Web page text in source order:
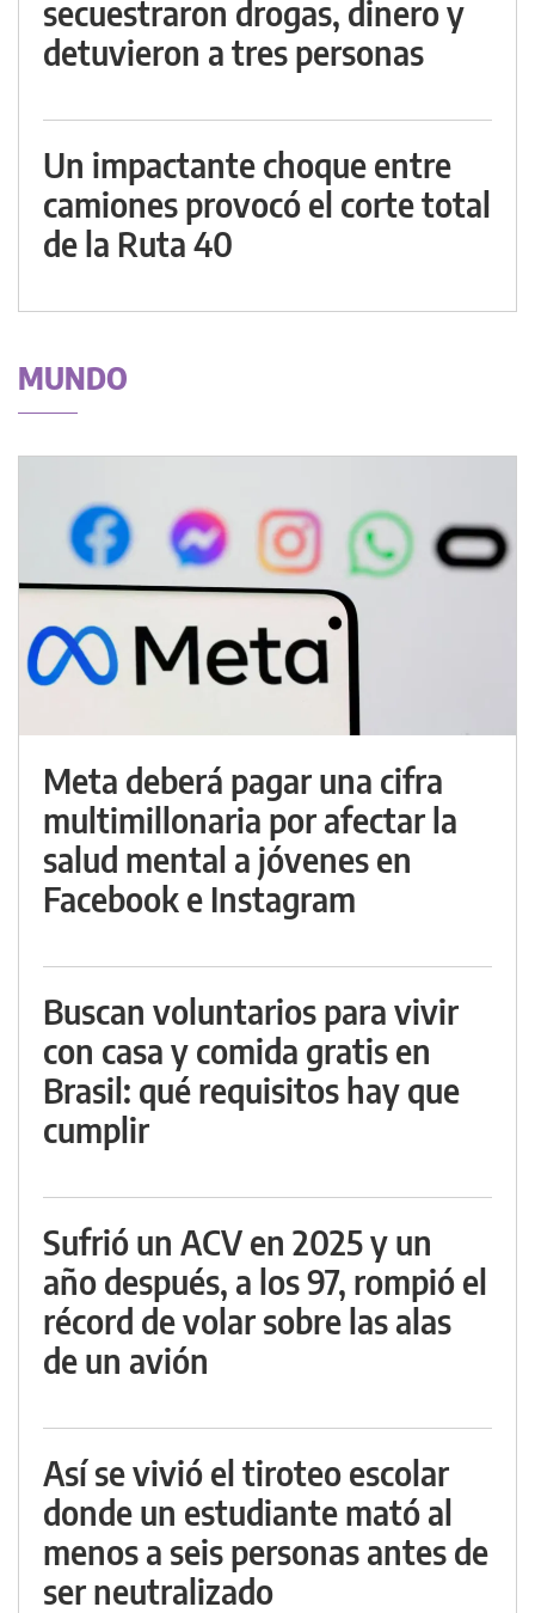
secuestraron drogas, dinero y
detuvieron a tres personas
Un impactante choque entre
camiones provocó el corte total
de la Ruta 40
MUNDO
Meta deberá pagar una cifra
multimillonaria por afectar la
salud mental a jóvenes en
Facebook e Instagram
Buscan voluntarios para vivir
con casa y comida gratis en
Brasil: qué requisitos hay que
cumplir
Sufrió un ACV en 2025 y un
año después, a los 97, rompió el
récord de volar sobre las alas
de un avión
Así se vivió el tiroteo escolar
donde un estudiante mató al
menos a seis personas antes de
ser neutralizado